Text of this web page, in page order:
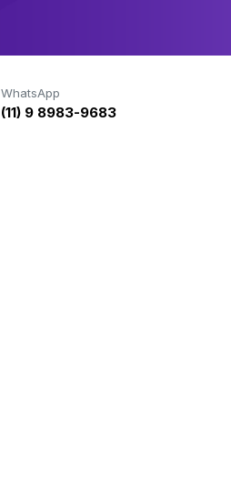
WhatsApp
(11) 9 8983-9683